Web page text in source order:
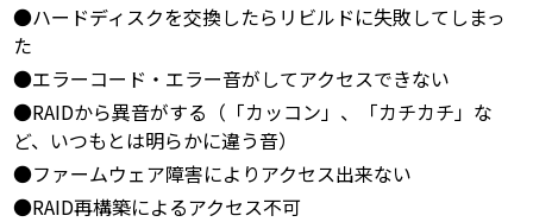
●ハードディスクを交換したら リビルドに失敗してしまっ
た
●エラーコード・エラー音がしてアクセスできない
●RAIDから異音がする（「カッコン」、「カチカチ」な
ど、いつもとは明らかに違う音）
●ファームウェア障害によりアクセス出来ない
●RAID再構築によるアクセス不可